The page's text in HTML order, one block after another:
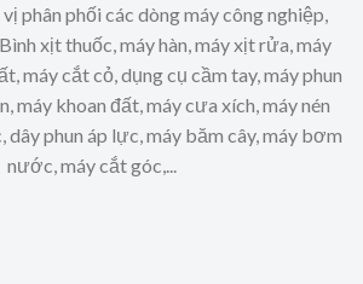
phân phối các dòng máy công nghiệp,
xịt thuốc, máy hàn, máy xịt rửa, máy
máy cắt cỏ, dụng cụ cầm tay, máy phun
máy khoan đất, máy cưa xích, máy nén
dây phun áp lực, máy băm cây, máy bơm
nước, máy cắt góc,...